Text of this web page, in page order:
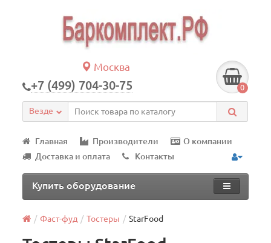
Москва
+7 (499) 704-30-75 0
Везде
Главная Производители
О компании
Доставка и оплата
Контакты
Купить оборудование
Фаст-фуд Тостеры StarFood